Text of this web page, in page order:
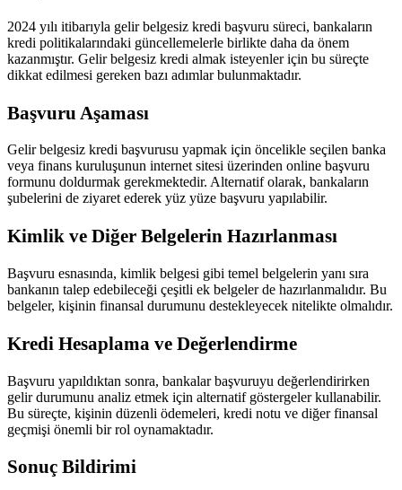
2024 yılı itibarıyla gelir belgesiz kredi başvuru süreci, bankaların
kredi politikalarındaki güncellemelerle birlikte daha da önem
kazanmıştır. Gelir belgesiz kredi almak isteyenler için bu süreçte
dikkat edilmesi gereken bazı adımlar bulunmaktadır.
Başvuru Aşaması
Gelir belgesiz kredi başvurusu yapmak için öncelikle seçilen banka
veya finans kuruluşunun internet sitesi üzerinden online başvuru
formunu doldurmak gerekmektedir. Alternatif olarak, bankaların
şubelerini de ziyaret ederek yüz yüze başvuru yapılabilir.
Kimlik ve Diğer Belgelerin Hazırlanması
Başvuru esnasında, kimlik belgesi gibi temel belgelerin yanı sıra
bankanın talep edebileceği çeşitli ek belgeler de hazırlanmalıdır. Bu
belgeler, kişinin finansal durumunu destekleyecek nitelikte olmalıdır.
Kredi Hesaplama ve Değerlendirme
Başvuru yapıldıktan sonra, bankalar başvuruyu değerlendirirken
gelir durumunu analiz etmek için alternatif göstergeler kullanabilir.
Bu süreçte, kişinin düzenli ödemeleri, kredi notu ve diğer finansal
geçmişi önemli bir rol oynamaktadır.
Sonuç Bildirimi